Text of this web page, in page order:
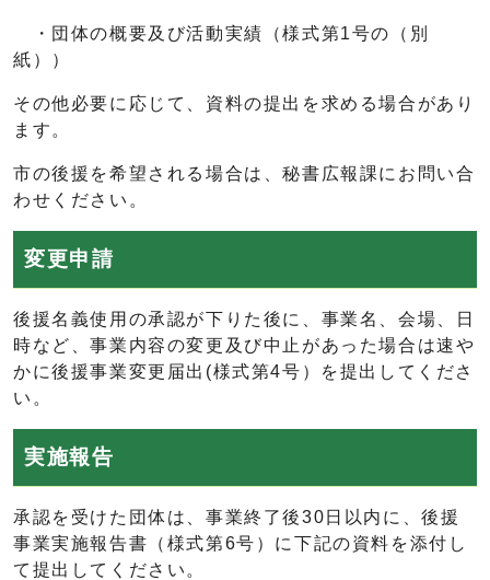
・団体の概要及び活動実績（様式第1号の（別
紙））
その他必要に応じて、資料の提出を求める場合があり
ます。
市の後援を希望される場合は、秘書広報課にお問い合
わせください。
変更申請
後援名義使用の承認が下りた後に、事業名、会場、日
時など、事業内容の変更及び中止があった場合は速や
かに後援事業変更届出(様式第4号）を提出してくださ
い。
実施報告
承認を受けた団体は、事業終了後30日以内に、後援
事業実施報告書（様式第6号）に下記の資料を添付し
て提出してください。